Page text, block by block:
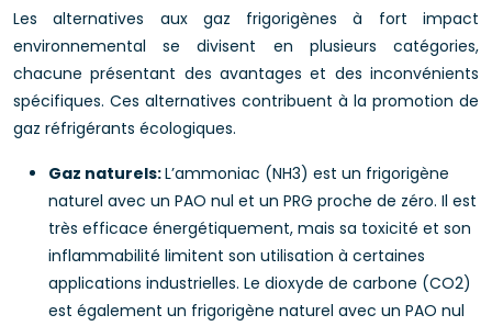
Les alternatives aux gaz frigorigènes à fort impact
environnemental se divisent en plusieurs catégories,
chacune présentant des avantages et des inconvénients
spécifiques. Ces alternatives contribuent à la promotion de
gaz réfrigérants écologiques.
Gaz naturels:L’ammoniac (NH3) est un frigorigène
naturel avec un PAO nul et un PRG proche de zéro. Il est
très efficace énergétiquement, mais sa toxicité et son
inflammabilité limitent son utilisation à certaines
applications industrielles. Le dioxyde de carbone (CO2)
est également un frigorigène naturel avec un PAO nul